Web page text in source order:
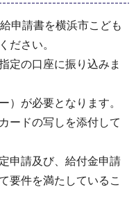
申請書を横浜市こども
ださい。
定の口座に振り込みま
）が必要となります。
ードの写しを添付して
申請及び、給付金申請
要件を満たしているこ